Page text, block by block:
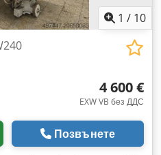
1 / 10
4 600 €
EXW VB без ДДС
Позвънете